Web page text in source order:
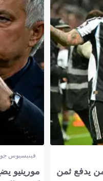
يدفع ثمن
فينيسيوس
مورينيو